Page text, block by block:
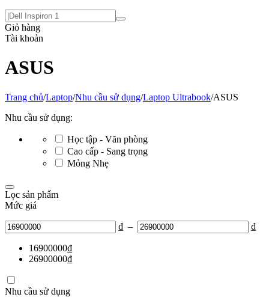
Giỏ hàng
Tài khoản
ASUS
Trang chủ/Laptop/Nhu cầu sử dụng/Laptop Ultrabook/ASUS
Nhu cầu sử dụng:
Học tập - Văn phòng
Cao cấp - Sang trọng
Mỏng Nhẹ
Lọc sản phẩm
Mức giá
₫ – ₫
16900000₫
26900000₫
Nhu cầu sử dụng